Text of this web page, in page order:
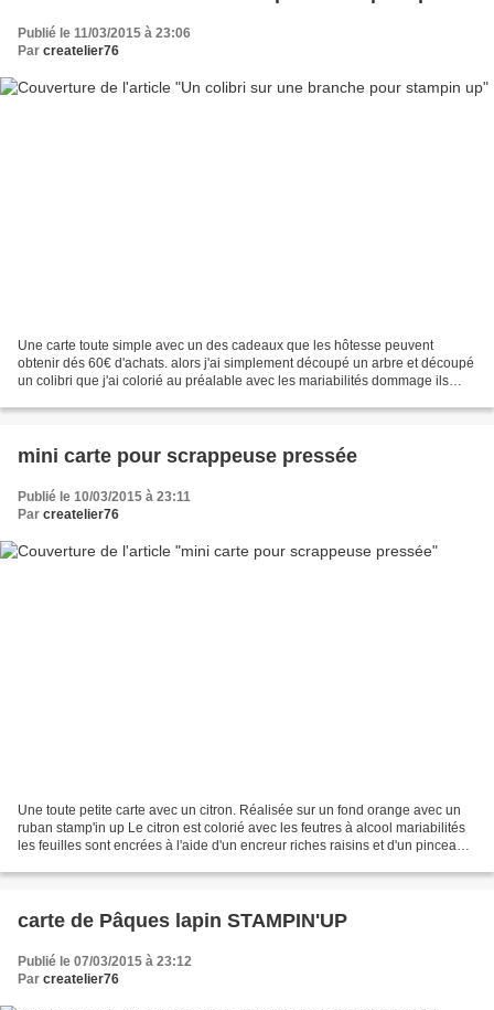
Publié le 11/03/2015 à 23:06
Par createlier76
Une carte toute simple avec un des cadeaux que les hôtesse peuvent
obtenir dés 60€ d'achats. alors j'ai simplement découpé un arbre et découpé
un colibri que j'ai colorié au préalable avec les mariabilités dommage ils
mini carte pour scrappeuse pressée
Publié le 10/03/2015 à 23:11
Par createlier76
Une toute petite carte avec un citron. Réalisée sur un fond orange avec un
ruban stamp'in up Le citron est colorié avec les feutres à alcool mariabilités
les feuilles sont encrées à l'aide d'un encreur riches raisins et d'un pinceau à
carte de Pâques lapin STAMPIN'UP
Publié le 07/03/2015 à 23:12
Par createlier76